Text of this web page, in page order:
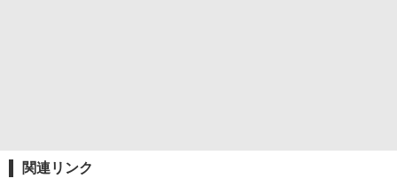
関連リンク